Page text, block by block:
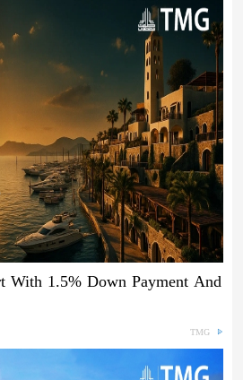
With 1.5% Down Payment And
TMG